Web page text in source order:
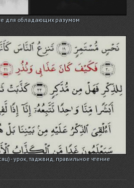
для обладающих разумом
- урок, таджвид, правильное чтение